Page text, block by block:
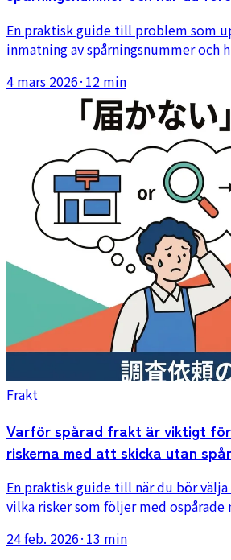
En praktisk guide till problem som
inmatning av spårningsnummer och
kundsupport och varför
manuell inmatning.
4 mars 2026· 12 min
Frakt
Varför spårad frakt är viktigt
riskerna med att skicka utan
En praktisk guide till när du bör
vilka risker som följer med
omsändningskostnader.
24 feb. 2026· 13 min